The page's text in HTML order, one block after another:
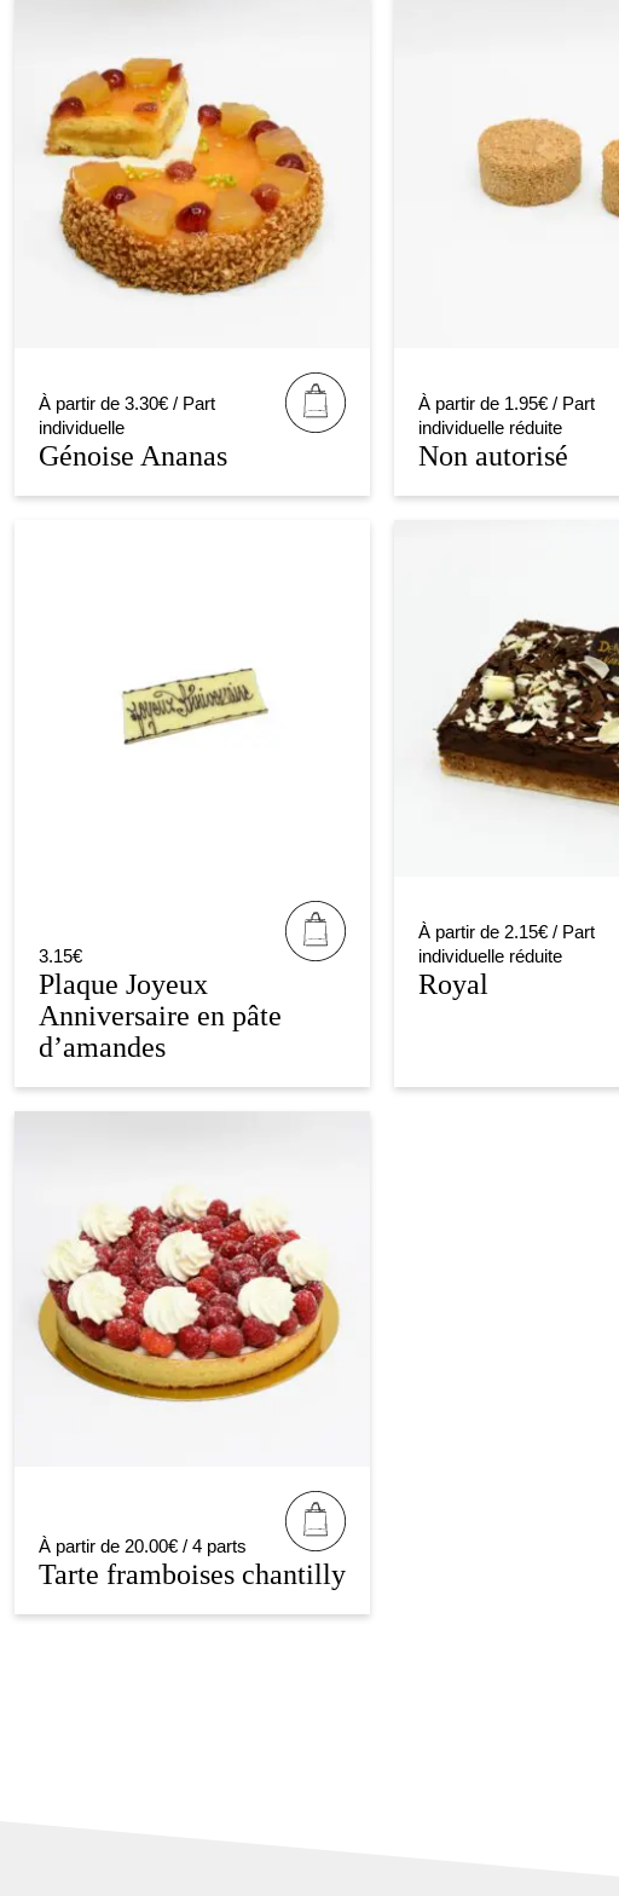
À partir de 3.30€ / Part
individuelle
Génoise Ananas
À partir de 1.95€ / Part
individuelle réduite
Non autorisé
3.15€
Plaque Joyeux
Anniversaire en pâte
d’amandes
À partir de 2.15€ / Part
individuelle réduite
Royal
À partir de 20.00€ / 4 parts
Tarte framboises chantilly